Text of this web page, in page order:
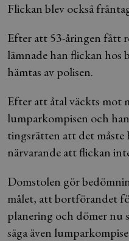
Flickan blev också
Efter att 53-åringen fått
lämnade han flickan hos
hämtas av polisen.
Efter att åtal väckts mot
lumparkompisen och
tingsrätten att det
närvarande att flickan
Domstolen gör
målet, att bortförandet
planering och dömer nu
säga även